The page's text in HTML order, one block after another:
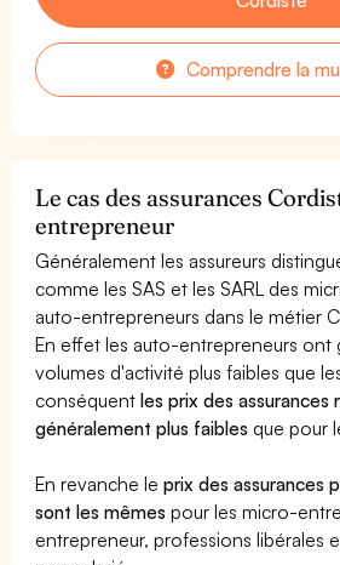
Comprendre la
Le cas des assurances
entrepreneur
Généralement les assureurs
comme les SAS et les SARL des
auto-entrepreneurs dans le métier
En effet les auto-entrepreneurs ont
volumes d'activité plus faibles que
conséquentles prix des
généralement plus faibles que pour
En revanche leprix des assurances
sont les mêmes pour les micro-
entrepreneur, professions libérales